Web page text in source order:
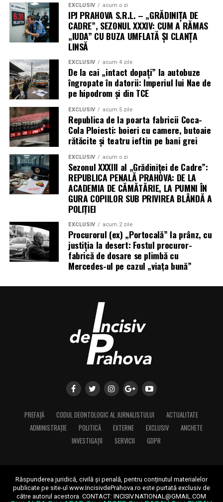
EXCLUSIV acum o zi
IPJ PRAHOVA S.R.L. – „GRĂDINIȚA DE
CADRE”, SEZONUL XXXIV: CUM A RĂMAS
„IUDA” CU BUZA UMFLATĂ ȘI CLANȚA
LINSĂ
EXCLUSIV acum 4 zile
De la cai „intact dopați” la autobuze
îngropate în datorii: Imperiul lui Nae de
pe hipodrom și din TCE
EXCLUSIV acum 5 zile
Republica de la poarta fabricii Coca-
Cola Ploiesti: boieri cu camere, butoaie
rătăcite și teatru ieftin pe bani grei
EXCLUSIV acum o zi
Sezonul XXXIII al „Grădiniței de Cadre”:
REPUBLICA PENALĂ PRAHOVA: DE LA
ACADEMIA DE CĂMĂTĂRIE, LA PUMNI ÎN
GURA COPIILOR SUB PRIVIREA BLÂNDĂ A
POLIȚIEI
EXCLUSIV acum 2 zile
Procurorul (ex) „Portocală” la prânz, cu
justiția la desert: Fostul procuror-
fabrică de dosare se plimbă cu
Mercedes-ul pe cazul „viața bună”
PREFAȚĂ CODUL DEONTOLOGIC AL JURNALISTULUI
ACTUALITATE
ADMINISTRAȚIE
POLITICĂ EXTERNE EXCLUSIV
ANCHETE
INVESTIGAȚII
SERVICII GDPR
Răspunderea juridică, civilă și penală, pentru conținutul materialelor
publicate pe site-ul www.IncisivdePrahova.ro este purtată exclusiv de
către autorul acestora.CONTACT: INCISIV.NATIONAL@GMAIL.COM